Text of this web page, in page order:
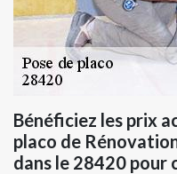
Bénéficiez les prix
placo de
dans le 28420 pour